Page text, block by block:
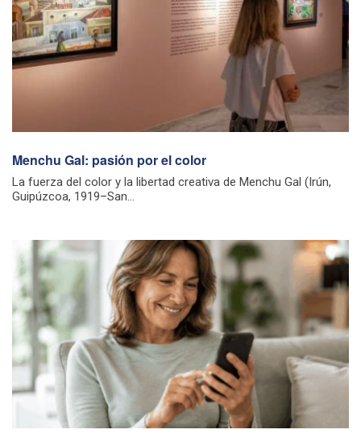
Menchu Gal: pasión por el color
La fuerza del color y la libertad creativa de Menchu Gal (Irún,
Guipúzcoa, 1919–San...